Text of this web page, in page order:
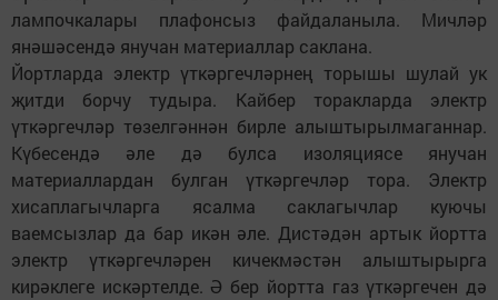
лампочкалары плафонсыз файдаланыла. Мичләр
янәшәсендә янучан материаллар саклана.
Йортларда электр үткәргечләрнең торышы шулай ук
җитди борчу тудыра. Кайбер торакларда электр
үткәргечләр төзелгәннән бирле алыштырылмаганнар.
Күбесендә әле дә булса изоляциясе янучан
материаллардан булган үткәргечләр тора. Электр
хисаплагычларга ясалма саклагычлар куючы
ваемсызлар да бар икән әле. Дистәдән артык йортта
электр үткәргечләрен кичекмәстән алыштырырга
кирәклеге искәртелде. Ә бер йортта газ үткәргечен дә